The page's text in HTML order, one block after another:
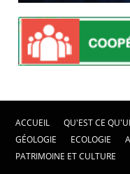
ACCUEIL QU'EST CE
GÉOLOGIE
ECOLOGIE
PATRIMOINE ET CULTURE